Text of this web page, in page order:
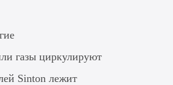
газы циркулируют
Sinton лежит